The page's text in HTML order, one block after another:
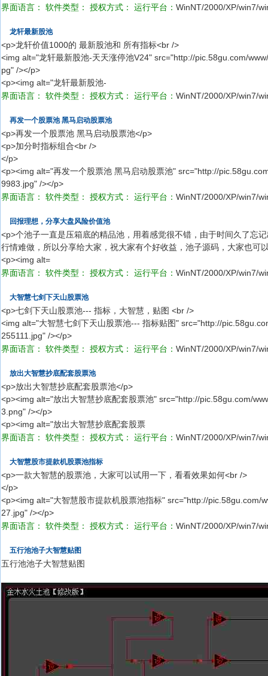
界面语言：
软件类型： 授权方式： 运行平台： WinNT/2000/XP/win7/
龙轩最新股池
<p>龙轩价值1000的 最新股池和 所有指标<br />
<img alt="龙轩最新股池-天天涨停池V24" src="http://pic.58gu.com/
pg" /></p>
<p><img alt="龙轩最新股池-
界面语言：
软件类型： 授权方式： 运行平台： WinNT/2000/XP/win7/
再发一个股票池 黑马启动股票池
<p>再发一个股票池 黑马启动股票池</p>
<p>加分时指标组合<br />
</p>
<p><img alt="再发一个股票池 黑马启动股票池" src="http://
9983.jpg" /></p>
界面语言：
软件类型： 授权方式： 运行平台： WinNT/2000/XP/win7/
回报理想，分享大盘风险价值池
<p>个池子一直是压箱底的精品池，用着感觉很不错，由于时间久了忘
行情难做，所以分享给大家，祝大家有个好收益，池子源码，大家也可
<p><img alt=
界面语言：
软件类型： 授权方式： 运行平台： WinNT/2000/XP/win7/
大智慧七剑下天山股票池
<p>七剑下天山股票池--- 指标，大智慧，贴图 <br />
<img alt="大智慧七剑下天山股票池--- 指标贴图" src="http://
255111.jpg" /></p>
界面语言：
软件类型： 授权方式： 运行平台： WinNT/2000/XP/win7/
放出大智慧抄底配套股票池
<p>放出大智慧抄底配套股票池</p>
<p><img alt="放出大智慧抄底配套股票池" src="http://pic.58gu.com/
3.png" /></p>
<p><img alt="放出大智慧抄底配套股票
界面语言：
软件类型： 授权方式： 运行平台： WinNT/2000/XP/win7/
大智慧股市提款机股票池指标
<p>一款大智慧的股票池，大家可以试用一下，看看效果如何<br />
</p>
<p><img alt="大智慧股市提款机股票池指标" src="http://
27.jpg" /></p>
界面语言：
软件类型： 授权方式： 运行平台： WinNT/2000/XP/win7/
五行池池子大智慧贴图
五行池池子大智慧贴图